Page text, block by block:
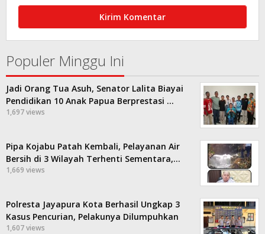
Populer Minggu Ini
Jadi Orang Tua Asuh, Senator Lalita Biayai
Pendidikan 10 Anak Papua Berprestasi …
1,697 views
Pipa Kojabu Patah Kembali, Pelayanan Air
Bersih di 3 Wilayah Terhenti Sementara,…
1,669 views
Polresta Jayapura Kota Berhasil Ungkap 3
Kasus Pencurian, Pelakunya Dilumpuhkan
1,607 views